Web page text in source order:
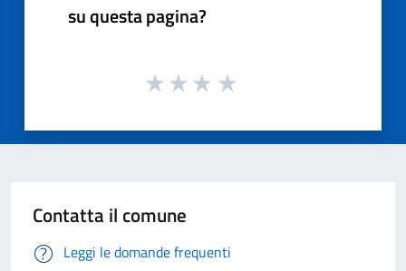
su questa pagina?
Contatta il comune
Leggi le domande frequenti